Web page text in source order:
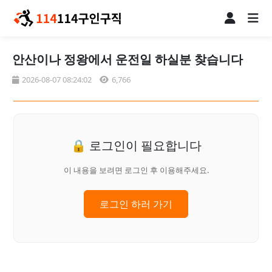
안산이나 정왕에서 운전일 하실분 찾습니다
2026-08-07 08:24:02 6,766
🔒 로그인이 필요합니다
이 내용을 보려면 로그인 후 이용해주세요.
로그인 하러 가기